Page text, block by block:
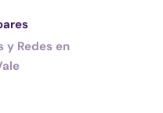
y Redes en